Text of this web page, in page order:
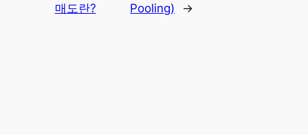
매도란?
Pooling)
→